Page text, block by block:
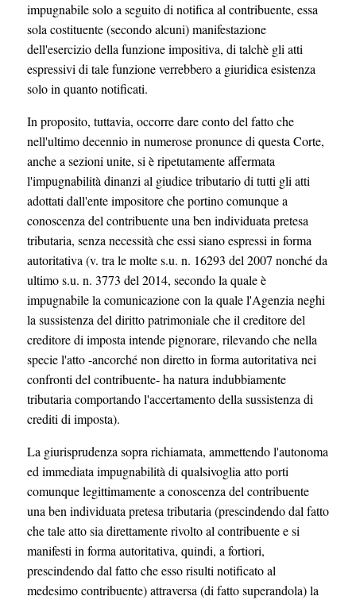
impugnabile solo a seguito di notifica al contribuente, essa
sola costituente (secondo alcuni) manifestazione
dell'esercizio della funzione impositiva, di talchè gli atti
espressivi di tale funzione verrebbero a giuridica esistenza
solo in quanto notificati.
In proposito, tuttavia, occorre dare conto del fatto che
nell'ultimo decennio in numerose pronunce di questa Corte,
anche a sezioni unite, si è ripetutamente affermata
l'impugnabilità dinanzi al giudice tributario di tutti gli atti
adottati dall'ente impositore che portino comunque a
conoscenza del contribuente una ben individuata pretesa
tributaria, senza necessità che essi siano espressi in forma
autoritativa (v. tra le molte s.u. n. 16293 del 2007 nonché da
ultimo s.u. n. 3773 del 2014, secondo la quale è
impugnabile la comunicazione con la quale l'Agenzia neghi
la sussistenza del diritto patrimoniale che il creditore del
creditore di imposta intende pignorare, rilevando che nella
specie l'atto -ancorché non diretto in forma autoritativa nei
confronti del contribuente- ha natura indubbiamente
tributaria comportando l'accertamento della sussistenza di
crediti di imposta).
La giurisprudenza sopra richiamata, ammettendo l'autonoma
ed immediata impugnabilità di qualsivoglia atto porti
comunque legittimamente a conoscenza del contribuente
una ben individuata pretesa tributaria (prescindendo dal fatto
che tale atto sia direttamente rivolto al contribuente e si
manifesti in forma autoritativa, quindi, a fortiori,
prescindendo dal fatto che esso risulti notificato al
medesimo contribuente) attraversa (di fatto superandola) la